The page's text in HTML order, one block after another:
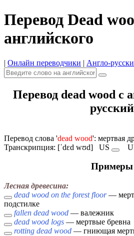
Перевод Dead
английского
| Онлайн переводчики | Англо-
Перевод dead wood с
русский
Перевод слова 'dead wood': мертвая
Транскрипция: [ˈdɛd wʊd] US
Примеры
Лесная древесина:
dead wood on the forest floor—
подстилке
fallen dead wood — валежник
dead wood logs — мертвые бревна
rotting dead wood — гниющая